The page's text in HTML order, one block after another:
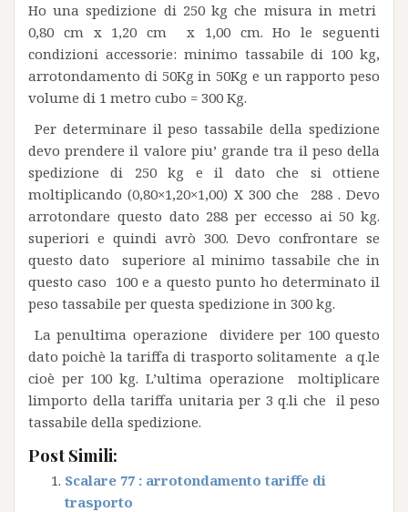
Ho una spedizione di 250 kg che misura in metri
0,80 cm x 1,20 cm x 1,00 cm. Ho le seguenti
condizioni accessorie: minimo tassabile di 100 kg,
arrotondamento di 50Kg in 50Kg e un rapporto peso
volume di 1 metro cubo = 300 Kg.
Per determinare il peso tassabile della spedizione
devo prendere il valore piu’ grande tra il peso della
spedizione di 250 kg e il dato che si ottiene
moltiplicando (0,80×1,20×1,00) X 300 che 288 . Devo
arrotondare questo dato 288 per eccesso ai 50 kg.
superiori e quindi avrò 300. Devo confrontare se
questo dato superiore al minimo tassabile che in
questo caso 100 e a questo punto ho determinato il
peso tassabile per questa spedizione in 300 kg.
La penultima operazione dividere per 100 questo
dato poichè la tariffa di trasporto solitamente a q.le
cioè per 100 kg. L’ultima operazione moltiplicare
limporto della tariffa unitaria per 3 q.li che il peso
tassabile della spedizione.
Post Simili:
Scalare 77 : arrotondamento tariffe di
trasporto